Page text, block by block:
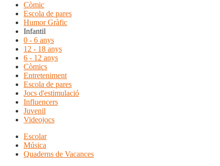
Còmic
Escola de pares
Humor Gràfic
Infantil
0 - 6 anys
12 - 18 anys
6 - 12 anys
Còmics
Entreteniment
Escola de pares
Jocs d'estimulació
Influencers
Juvenil
Videojocs
Escolar
Música
Quaderns de Vacances